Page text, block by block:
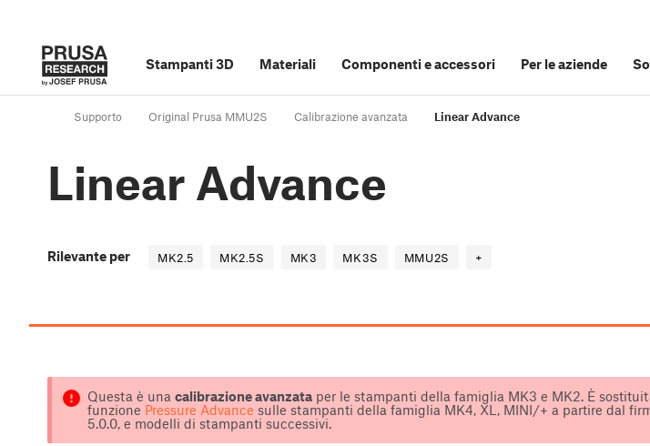
Stampanti 3D Materiali Componenti e accessori Per le aziende
Supporto Original Prusa MMU2S Calibrazione avanzata Linear Advance
Linear Advance
Rilevante per MK2.5 MK2.5S MK3 MK3S MMU2S +
Questa è una calibrazione avanzataper le stampanti della famiglia MK3 e MK2. È
funzione Pressure Advance sulle stampanti della famiglia MK4, XL, MINI/+ a partire dal
5.0.0, e modelli di stampanti successivi.